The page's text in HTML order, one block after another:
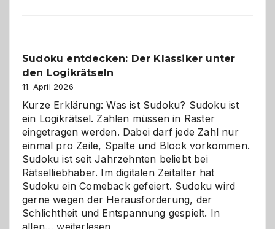
Sudoku entdecken: Der Klassiker unter
den Logikrätseln
11. April 2026
Kurze Erklärung: Was ist Sudoku? Sudoku ist
ein Logikrätsel. Zahlen müssen in Raster
eingetragen werden. Dabei darf jede Zahl nur
einmal pro Zeile, Spalte und Block vorkommen.
Sudoku ist seit Jahrzehnten beliebt bei
Rätselliebhaber. Im digitalen Zeitalter hat
Sudoku ein Comeback gefeiert. Sudoku wird
gerne wegen der Herausforderung, der
Schlichtheit und Entspannung gespielt. In
Sudoku